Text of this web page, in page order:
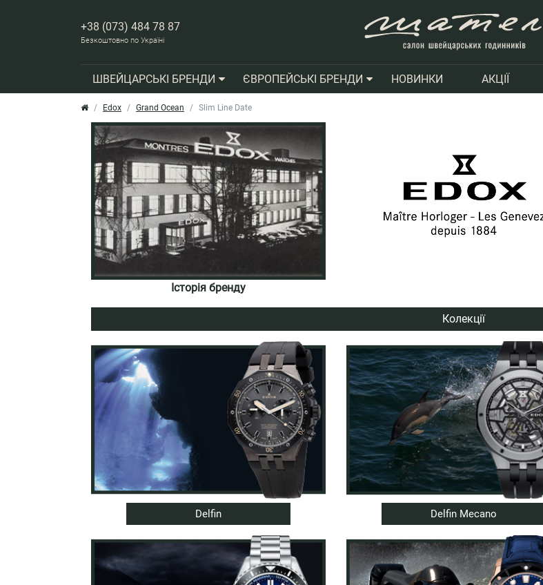
+38 (073) 484 78 87
Безкоштовно по Україні
ШВЕЙЦАРСЬКІ БРЕНДИ ЄВРОПЕЙСЬКІ БРЕНДИ НОВИНКИ АКЦІЇ
Edox Grand Ocean Slim Line Date
Історія бренду
Колекції
Delfin Delfin Mecano